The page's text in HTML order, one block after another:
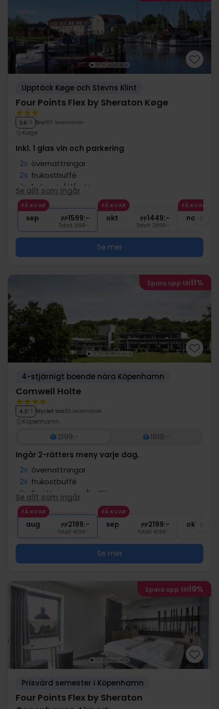
Upptäck Køge och Stevns Klint
Four Points Flex by Sheraton Køge
3.6/ 5 Bra 183 recensioner
Køge
Inkl. 1 glas vin och parkering
2x övernattningar
2x frukostbuffé
1x 1 glas vin/öl/vatten
1x kaffe att ta med
2x Gratis parkering och internet
Se allt som ingår
FÅ KVAR
sep pp1599:-
Totalt 3198:-
FÅ KVAR
okt pp1449:-
Totalt 2898:-
FÅ KVAR
nov
Se mer
Spara upp till11%
4-stjärnigt boende nära Köpenhamn
Comwell Holte
4.3/ 5 Mycket bra 113 recensioner
Köpenhamn
2199:-
1619:-
Ingår 2-rätters meny varje dag.
2x övernattningar
2x frukostbuffé
2x 2-rättersmeny/buffé
2x kaffe att ta med
∞ Gratis parkering
Se allt som ingår
FÅ KVAR
aug pp2199:-
Totalt 4398:-
FÅ KVAR
sep pp2199:-
Totalt 4398:-
okt
Se mer
Spara upp till19%
Prisvärd semester i Köpenhamn
Four Points Flex by Sheraton